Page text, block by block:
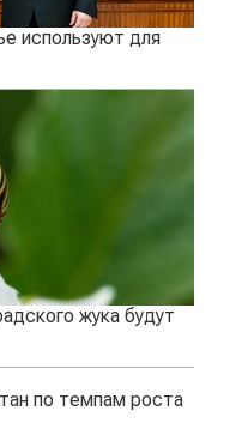
используют для
жука будут
по темпам роста